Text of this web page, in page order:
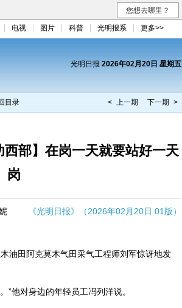
您想去哪里？
电视 图片 科普 光明报系 更多>>
光明日报 2026年02月20日 星期五
目录 < 上一期 下一期 >
西部】在岗一天就要站好一天
岗
《光明日报》（2026年02月20日 01版）
田阿克莫木气田采气工程师刘军惊讶地发
他对身边的年轻员工冯列洋说。